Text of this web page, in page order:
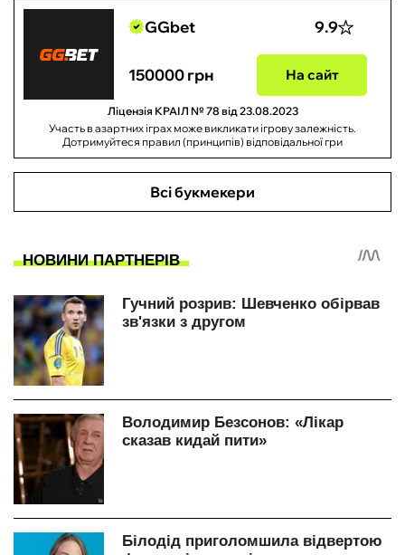
GGbet 9.9
150000 грн На сайт
Ліцензія КРАІЛ № 78 від 23.08.2023
Участь в азартних іграх може викликати ігрову залежність.
Дотримуйтеся правил (принципів) відповідальної гри
Всі букмекери